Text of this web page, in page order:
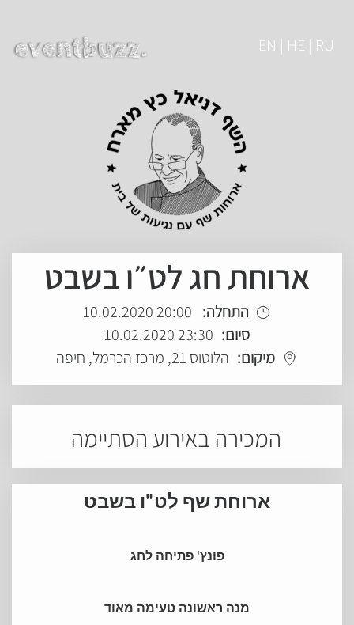
EN | HE | RU
ארוחת חג לט״ו בשבט
התחלה: 20:00 10.02.2020
סיום: 23:30 10.02.2020
מיקום: הלוטוס 21, מרכז הכרמל, חיפה
המכירה באירוע הסתיימה
ארוחת שף לט"ו בשבט
פונץ' פתיחה לחג
מנה ראשונה טעימה מאוד